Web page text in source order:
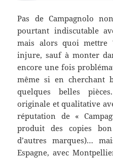
Pas de Campagnolo
pourtant indiscutable
mais alors quoi mettre
injure, sauf à monter
encore une fois
même si en cherchant
quelques belles
originale et qualitative
réputation de «
produit des copies
d’autres marques)…
Espagne, avec